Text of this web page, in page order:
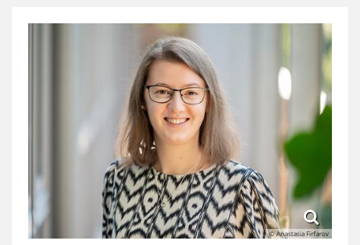
© Anastasia Firfarov